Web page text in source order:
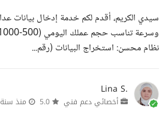
نظام محسن: استخراج البيانات (رقم...
Lina S.
أخصائي دعم فني منذ سنة